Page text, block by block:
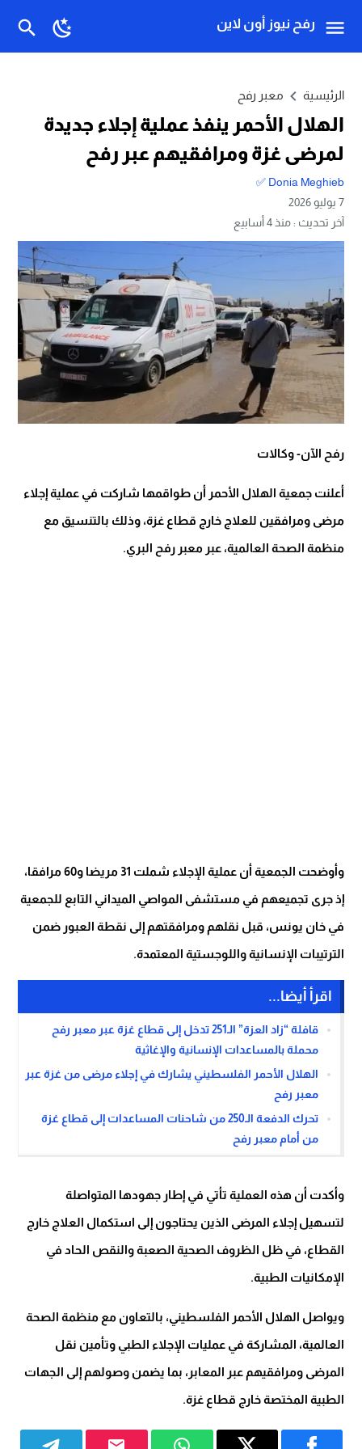
رفح نيوز أون لاين
الرئيسية معبر رفح
الهلال الأحمر ينفذ عملية إجلاء جديدة
لمرضى غزة ومرافقيهم عبر رفح
Donia Meghieb ✅
7 يوليو 2026
آخر تحديث :منذ 4 أسابيع
رفح الآن- وكالات
أعلنت جمعية الهلال الأحمر أن طواقمها شاركت في عملية إجلاء
مرضى ومرافقين للعلاج خارج قطاع غزة، وذلك بالتنسيق مع
منظمة الصحة العالمية، عبر معبر رفح البري.
وأوضحت الجمعية أن عملية الإجلاء شملت 31 مريضا و60 مرافقا،
إذ جرى تجميعهم في مستشفى المواصي الميداني التابع للجمعية
في خان يونس، قبل نقلهم ومرافقتهم إلى نقطة العبور ضمن
الترتيبات الإنسانية واللوجستية المعتمدة.
اقرأ أيضا...
قافلة “زاد العزة” الـ251 تدخل إلى قطاع غزة عبر معبر رفح
محملة بالمساعدات الإنسانية والإغاثية
الهلال الأحمر الفلسطيني يشارك في إجلاء مرضى من غزة عبر
معبر رفح
تحرك الدفعة الـ250 من شاحنات المساعدات إلى قطاع غزة
من أمام معبر رفح
وأكدت أن هذه العملية تأتي في إطار جهودها المتواصلة
لتسهيل إجلاء المرضى الذين يحتاجون إلى استكمال العلاج خارج
القطاع، في ظل الظروف الصحية الصعبة والنقص الحاد في
الإمكانيات الطبية.
ويواصل الهلال الأحمر الفلسطيني، بالتعاون مع منظمة الصحة
العالمية، المشاركة في عمليات الإجلاء الطبي وتأمين نقل
المرضى ومرافقيهم عبر المعابر، بما يضمن وصولهم إلى الجهات
الطبية المختصة خارج قطاع غزة.